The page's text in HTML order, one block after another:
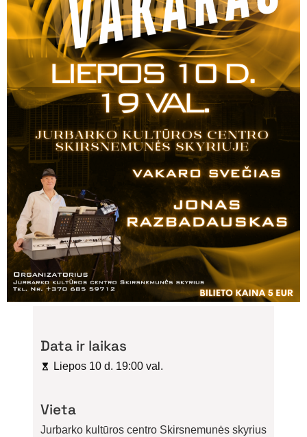
Data ir laikas
Liepos 10 d. 19:00 val.
Vieta
Jurbarko kultūros centro Skirsnemunės skyrius